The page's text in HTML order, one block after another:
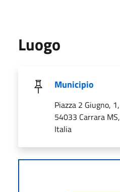
Luogo
Municipio
Piazza 2 Giugno, 1,
54033 Carrara MS,
Italia